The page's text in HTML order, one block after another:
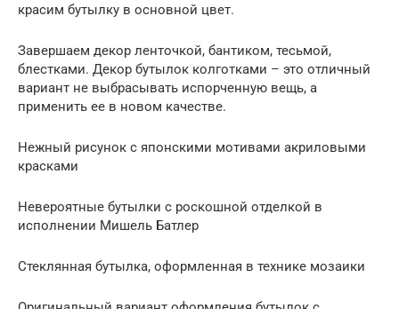
красим бутылку в основной цвет.
Завершаем декор ленточкой, бантиком, тесьмой,
блестками. Декор бутылок колготками – это отличный
вариант не выбрасывать испорченную вещь, а
применить ее в новом качестве.
Нежный рисунок с японскими мотивами акриловыми
красками
Невероятные бутылки с роскошной отделкой в
исполнении Мишель Батлер
Стеклянная бутылка, оформленная в технике мозаики